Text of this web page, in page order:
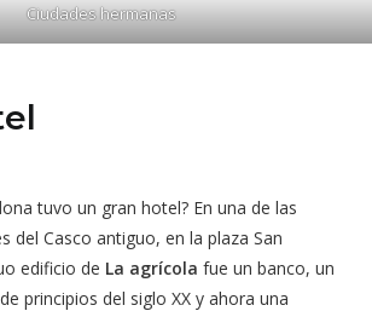
Ciudades hermanas
tuvo un gran hotel? En una de las
del Casco antiguo, en la plaza San
edificio de La agrícola fue un banco, un
principios del siglo XX y ahora una